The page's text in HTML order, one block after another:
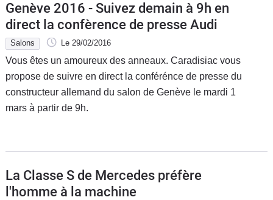
Genève 2016 - Suivez demain à 9h en
direct la confèrence de presse Audi
Salons Le 29/02/2016
Vous êtes un amoureux des anneaux. Caradisiac vous
propose de suivre en direct la conférénce de presse du
constructeur allemand du salon de Genève le mardi 1
mars à partir de 9h.
La Classe S de Mercedes préfère
l'homme à la machine